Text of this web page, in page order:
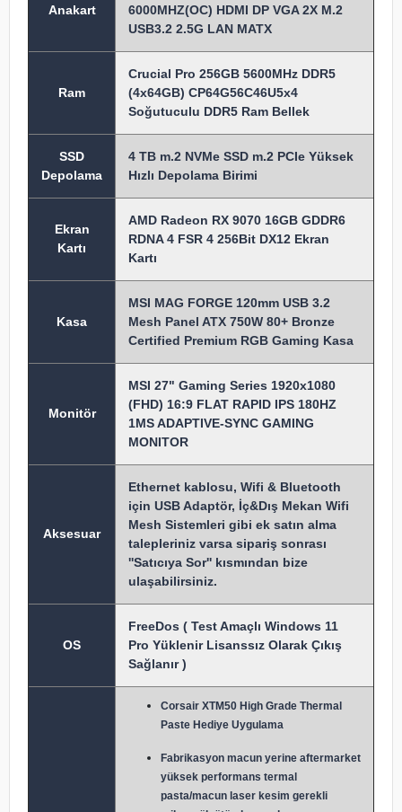
Anakart
6000MHZ(OC) HDMI DP VGA 2X M.2
USB3.2 2.5G LAN MATX
Ram
Crucial Pro 256GB 5600MHz DDR5
(4x64GB) CP64G56C46U5x4
Soğutuculu DDR5 Ram Bellek
SSD
Depolama
4 TB m.2 NVMe SSD m.2 PCIe Yüksek
Hızlı Depolama Birimi
Ekran
Kartı
AMD Radeon RX 9070 16GB GDDR6
RDNA 4 FSR 4 256Bit DX12 Ekran
Kartı
Kasa
MSI MAG FORGE 120mm USB 3.2
Mesh Panel ATX 750W 80+ Bronze
Certified Premium RGB Gaming Kasa
Monitör
MSI 27" Gaming Series 1920x1080
(FHD) 16:9 FLAT RAPID IPS 180HZ
1MS ADAPTIVE-SYNC GAMING
MONITOR
Aksesuar
Ethernet kablosu, Wifi & Bluetooth
için USB Adaptör, İç&Dış Mekan Wifi
Mesh Sistemleri gibi ek satın alma
talepleriniz varsa sipariş sonrası
''Satıcıya Sor'' kısmından bize
ulaşabilirsiniz.
OS
FreeDos ( Test Amaçlı Windows 11
Pro Yüklenir Lisanssız Olarak Çıkış
Sağlanır )
Corsair XTM50 High Grade Thermal
Paste Hediye Uygulama
Fabrikasyon macun yerine aftermarket
yüksek performans termal
pasta/macun laser kesim gerekli